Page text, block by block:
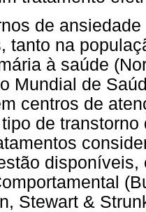
de
tanto na
à saúde
Mundial de
centros de
de
disponíveis,
Stewart &